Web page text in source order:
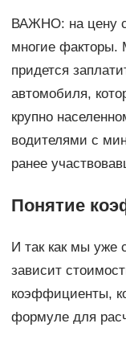
ВАЖНО: на цену
многие
придется
автомобиля,
крупно
водителями с
ранее
Понятие
И так как мы уже
зависит
коэффициенты,
формуле для